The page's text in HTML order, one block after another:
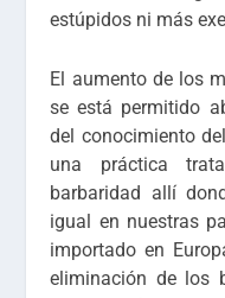
estúpidos ni más
El aumento de los
se está permitido
del conocimiento
una práctica
barbaridad allí
igual en nuestras
importado en
eliminación de los